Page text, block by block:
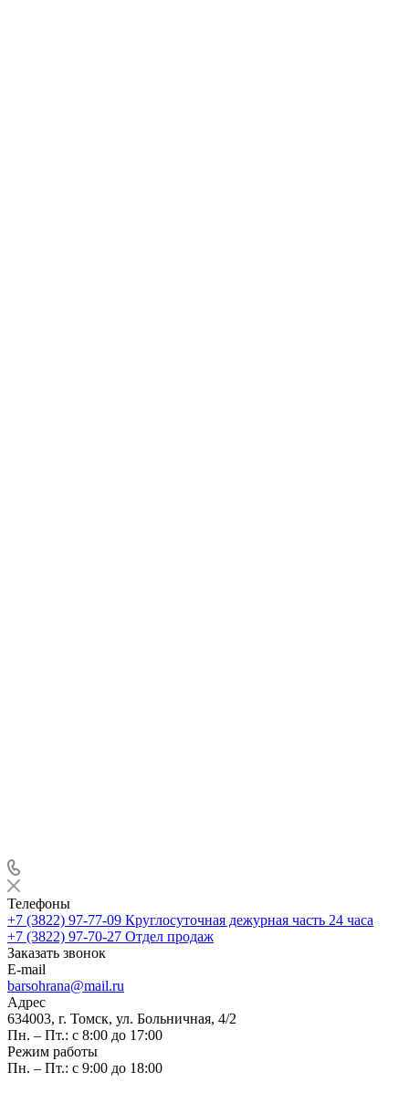
Телефоны
+7 (3822) 97-77-09 Круглосуточная дежурная часть 24 часа
+7 (3822) 97-70-27 Отдел продаж
Заказать звонок
E-mail
barsohrana@mail.ru
Адрес
634003, г. Томск, ул. Больничная, 4/2
Пн. – Пт.: с 8:00 до 17:00
Режим работы
Пн. – Пт.: с 9:00 до 18:00